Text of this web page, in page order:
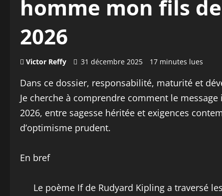
homme mon fils
2026
Victor Reffy 31 décembre 2025 17 minutes lues
Dans ce dossier, responsabilité, maturité et
Je cherche à comprendre comment le
2026, entre sagesse héritée et exigences
d’optimisme prudent.
En bref
Le poème If de Rudyard Kipling a traversé